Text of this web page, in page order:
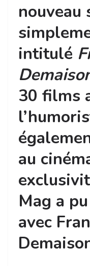
nouveau
intitulé
30 films
au
Mag a
avec